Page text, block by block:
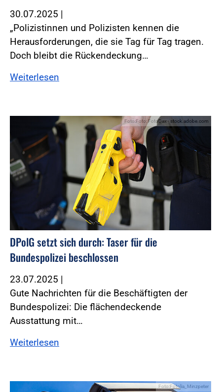
30.07.2025 |
„Polizistinnen und Polizisten kennen die
Herausforderungen, die sie Tag für Tag tragen.
Doch bleibt die Rückendeckung…
Weiterlesen
Foto:Foto: FotoDax - stock.adobe.com
DPolG setzt sich durch: Taser für die
Bundespolizei beschlossen
23.07.2025 |
Gute Nachrichten für die Beschäftigten der
Bundespolizei: Die flächendeckende
Ausstattung mit…
Weiterlesen
Foto:Fotolia_Minzpeter